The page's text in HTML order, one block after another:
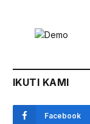
IKUTI KAMI
Facebook